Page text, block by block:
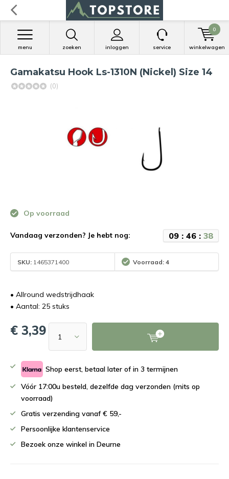
zoeken inloggen
menu service winkelwagen
0
Gamakatsu Hook Ls-1310N (Nickel) Size 14
(0)
Op voorraad
Vandaag verzonden? Je hebt nog: 09 : 46 : 37
SKU: 1465371400 Voorraad: 4
• Allround wedstrijdhaak
• Aantal: 25 stuks
€ 3,39
Shop eerst, betaal later of in 3 termijnen
Vóór 17:00u besteld, dezelfde dag verzonden (mits op
voorraad)
Gratis verzending vanaf € 59,-
Persoonlijke klantenservice
Bezoek onze winkel in Deurne